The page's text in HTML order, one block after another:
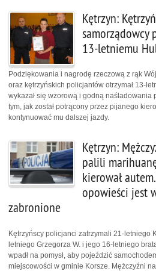
Kętrzyn:
samorządowcy
13-letniemu
Podziękowania i nagrodę rzeczową z rąk
oraz kętrzyńskich policjantów otrzymał 13-
wykazał się wzorową i godną naśladowania
tym, jak został potrącony przez pijanego
kontynuować mu dalszej jazdy.
Kętrzyn:
palili
kierował
opowieści jest
zabronione
Kętrzyńscy policjanci zatrzymali 21-letniego
letniego Grzegorza W. i jego 16-letniego
wpadł na pomysł, aby pojeździć
miejscowości w gminie Korsze. Mężczyźni